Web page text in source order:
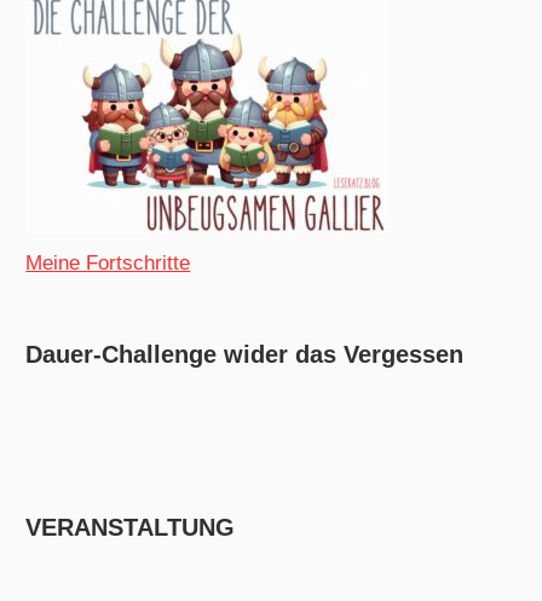
Meine Fortschritte
Dauer-Challenge wider das Vergessen
VERANSTALTUNG